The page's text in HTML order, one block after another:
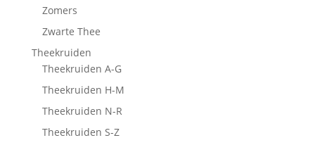
Zomers
Zwarte Thee
Theekruiden
Theekruiden A-G
Theekruiden H-M
Theekruiden N-R
Theekruiden S-Z